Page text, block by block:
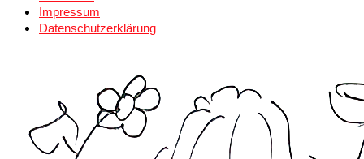
Impressum
Datenschutzerklärung